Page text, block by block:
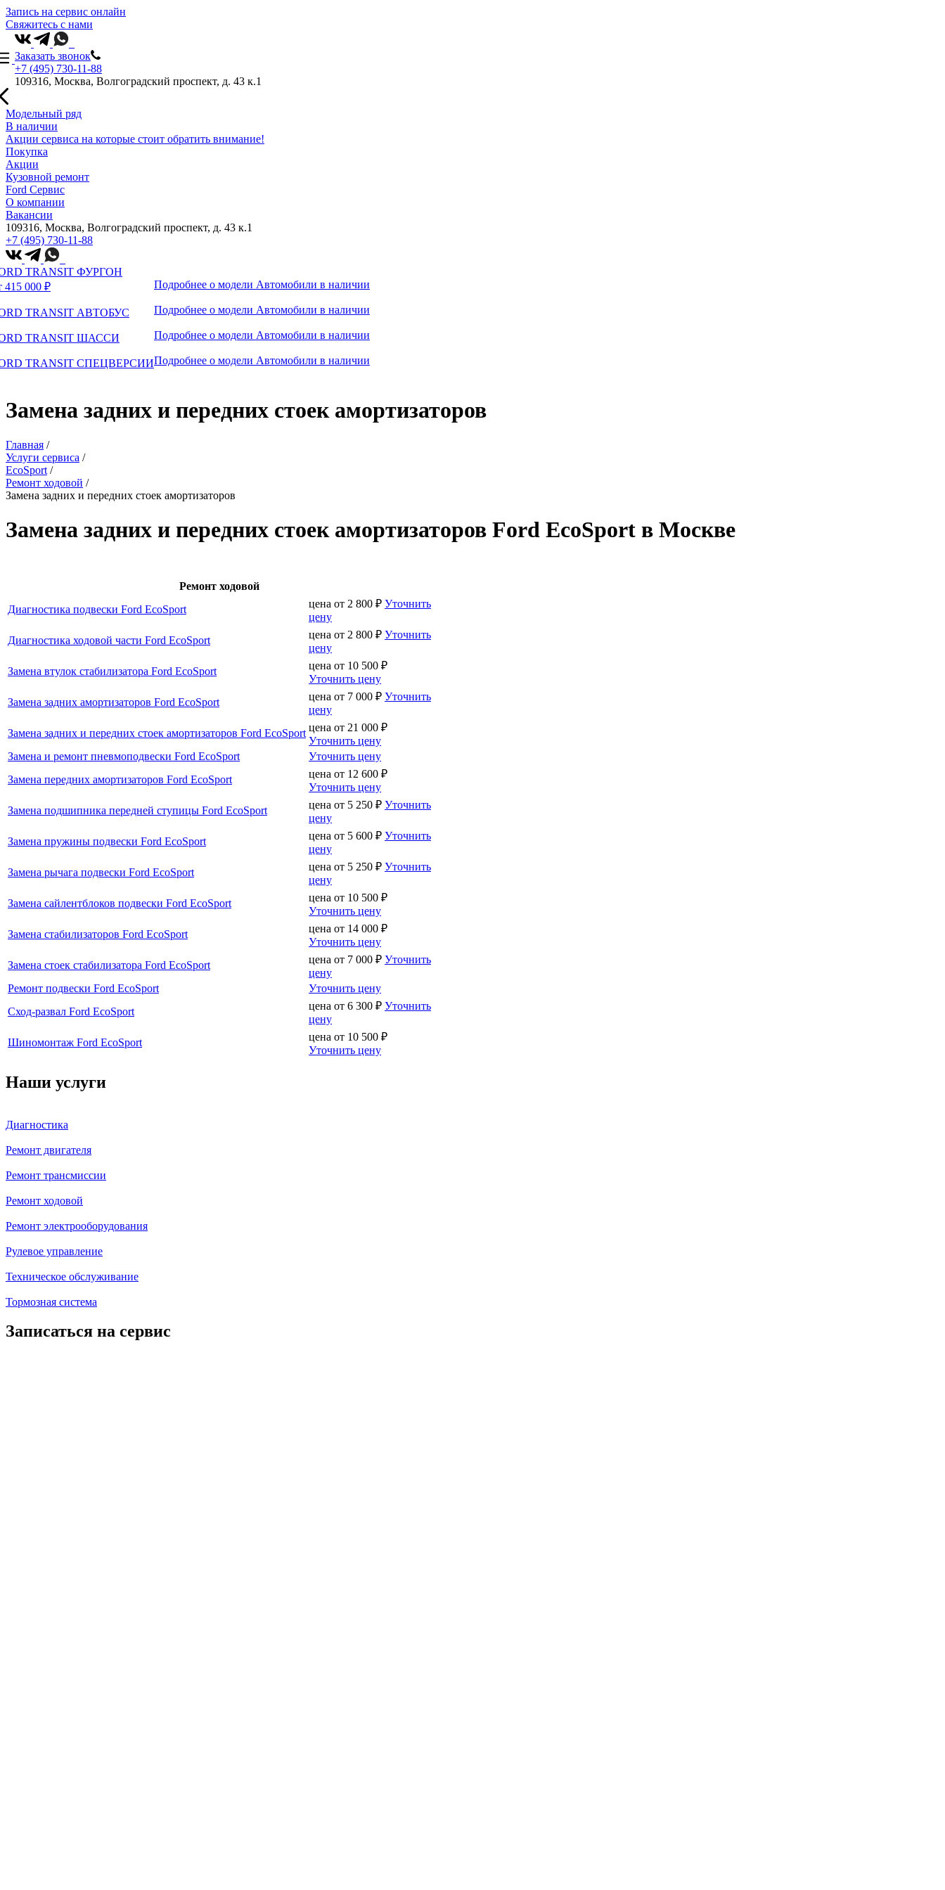
Запись на сервис онлайн
Свяжитесь с нами
Заказать звонок
+7 (495) 730-11-88
109316, Москва, Волгоградский проспект, д. 43 к.1
Модельный ряд
В наличии
Акции сервиса на которые стоит обратить внимание!
Покупка
Акции
Кузовной ремонт
Ford Сервис
О компании
Вакансии
109316, Москва, Волгоградский проспект, д. 43 к.1
+7 (495) 730-11-88
TRANSIT ФУРГОН
415 000 ₽
TRANSIT АВТОБУС
TRANSIT ШАССИ
TRANSIT СПЕЦВЕРСИИ
Подробнее о модели Автомобили в наличии
Подробнее о модели Автомобили в наличии
Подробнее о модели Автомобили в наличии
Подробнее о модели Автомобили в наличии
Замена задних и передних стоек амортизаторов
Главная /
Услуги сервиса /
EcoSport /
Ремонт ходовой /
Замена задних и передних стоек амортизаторов
Замена задних и передних стоек амортизаторов Ford EcoSport в Москве
Ремонт ходовой
Диагностика подвески Ford EcoSport
цена от 2 800 ₽ Уточнить
цену
Диагностика ходовой части Ford EcoSport
цена от 2 800 ₽ Уточнить
цену
Замена втулок стабилизатора Ford EcoSport
цена от 10 500 ₽
Уточнить цену
Замена задних амортизаторов Ford EcoSport
цена от 7 000 ₽ Уточнить
цену
Замена задних и передних стоек амортизаторов Ford EcoSport цена от 21 000 ₽
Уточнить цену
Замена и ремонт пневмоподвески Ford EcoSport
Уточнить цену
Замена передних амортизаторов Ford EcoSport
цена от 12 600 ₽
Уточнить цену
Замена подшипника передней ступицы Ford EcoSport
цена от 5 250 ₽ Уточнить
цену
Замена пружины подвески Ford EcoSport
цена от 5 600 ₽ Уточнить
цену
Замена рычага подвески Ford EcoSport
цена от 5 250 ₽ Уточнить
цену
Замена сайлентблоков подвески Ford EcoSport
цена от 10 500 ₽
Уточнить цену
Замена стабилизаторов Ford EcoSport
цена от 14 000 ₽
Уточнить цену
Замена стоек стабилизатора Ford EcoSport
цена от 7 000 ₽ Уточнить
цену
Ремонт подвески Ford EcoSport
Уточнить цену
Сход-развал Ford EcoSport
цена от 6 300 ₽ Уточнить
цену
Шиномонтаж Ford EcoSport
цена от 10 500 ₽
Уточнить цену
Наши услуги
Диагностика
Ремонт двигателя
Ремонт трансмиссии
Ремонт ходовой
Ремонт электрооборудования
Рулевое управление
Техническое обслуживание
Тормозная система
Записаться на сервис